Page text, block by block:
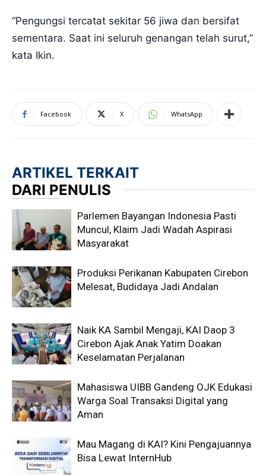
“Pengungsi tercatat sekitar 56 jiwa dan bersifat
sementara. Saat ini seluruh genangan telah surut,”
kata Ikin.
Facebook X WhatsApp
ARTIKEL TERKAIT
DARI PENULIS
Parlemen Bayangan Indonesia Pasti
Muncul, Klaim Jadi Wadah Aspirasi
Masyarakat
Produksi Perikanan Kabupaten Cirebon
Melesat, Budidaya Jadi Andalan
Naik KA Sambil Mengaji, KAI Daop 3
Cirebon Ajak Anak Yatim Doakan
Keselamatan Perjalanan
Mahasiswa UIBB Gandeng OJK Edukasi
Warga Soal Transaksi Digital yang
Aman
Mau Magang di KAI? Kini Pengajuannya
Bisa Lewat InternHub